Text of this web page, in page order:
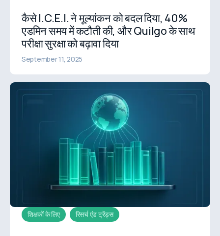
कैसे I.C.E.I. ने मूल्यांकन को बदल दिया, 40%
एडमिन समय में कटौती की, और Quilgo के साथ
परीक्षा सुरक्षा को बढ़ावा दिया
September 11, 2025
शिक्षकों के लिए रिसर्च एंड ट्रेंड्स